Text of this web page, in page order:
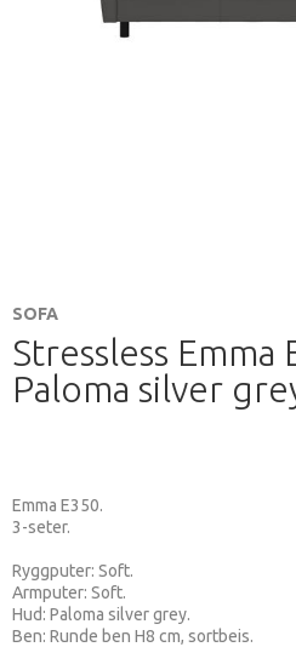
SOFA
Stressless Emma
Paloma silver
Emma E350.
3-seter.
Ryggputer: Soft.
Armputer: Soft.
Hud: Paloma silver grey.
Ben: Runde ben H8 cm, sortbeis.